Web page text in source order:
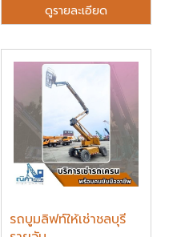
ดูรายละเอียด
รถบูมลิฟท์ให้เช่าชลบุรี